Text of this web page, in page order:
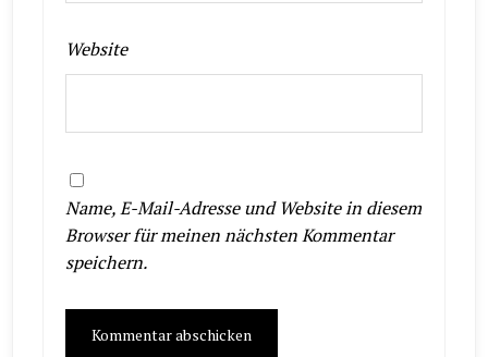
Website
Name, E-Mail-Adresse und Website in diesem
Browser für meinen nächsten Kommentar
speichern.